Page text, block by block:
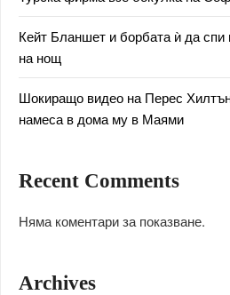
Кейт Бланшет и борбата ѝ да спи
на нощ
Шокиращо видео на Перес
намеса в дома му в Маями
Recent Comments
Няма коментари за показване.
Archives